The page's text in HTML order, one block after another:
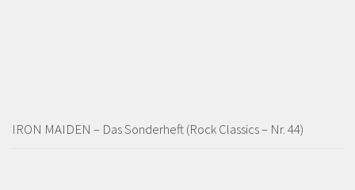
IRON MAIDEN – Das Sonderheft (Rock Classics – Nr. 44)